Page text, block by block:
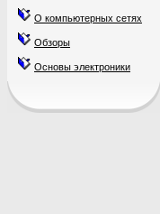
О компьютерных сетях
Обзоры
Основы электроники